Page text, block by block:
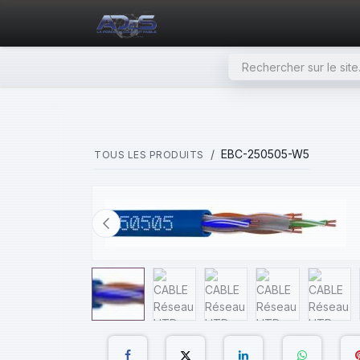
TOUS LES PRODUITS EBC-250505-W5